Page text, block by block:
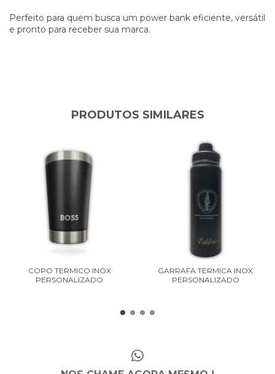
Perfeito para quem busca um power bank eficiente, versátil
e pronto para receber sua marca.
PRODUTOS SIMILARES
COPO TERMICO INOX
PERSONALIZADO
GARRAFA TERMICA INOX
PERSONALIZADO